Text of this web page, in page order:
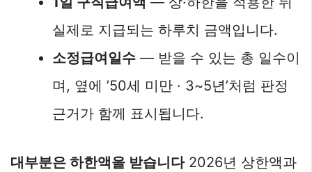
실제로 지급되는 하루치 금액입니다.
소정급여일수 — 받을 수 있는 총 일수이
며, 옆에 ’50세 미만 · 3~5년’처럼 판정
근거가 함께 표시됩니다.
대부분은 하한액을 받습니다2026년 상한액과